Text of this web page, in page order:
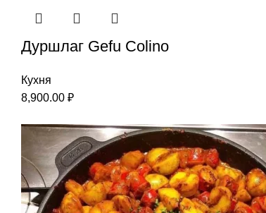
Дуршлаг Gefu Colino
Кухня
8,900.00 ₽